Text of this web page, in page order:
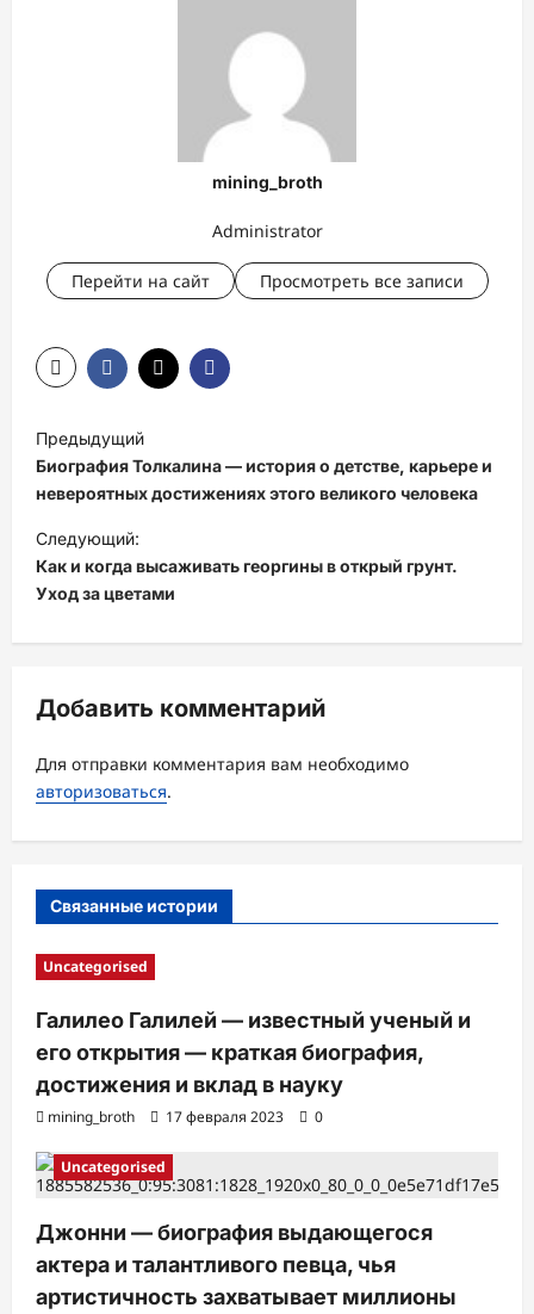
mining_broth
Administrator
Перейти на сайт Просмотреть все записи
а
в
и
г
а
ц
я
з
а
Предыдущий
Биография Толкалина — история о детстве, карьере и
невероятных достижениях этого великого человека
Следующий:
Как и когда высаживать георгины в открый грунт.
Уход за цветами
Добавить комментарий
Для отправки комментария вам необходимо
авторизоваться.
Связанные истории
Uncategorised
Галилео Галилей — известный ученый и
его открытия — краткая биография,
достижения и вклад в науку
mining_broth 17 февраля 2023 0
Uncategorised
Джонни — биография выдающегося
актера и талантливого певца, чья
артистичность захватывает миллионы